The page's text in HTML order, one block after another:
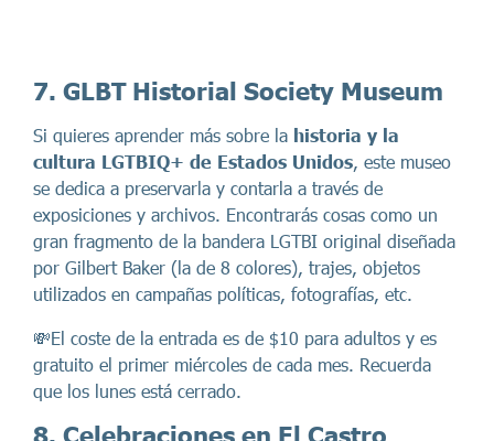
7. GLBT Historial Society Museum
Si quieres aprender más sobre la historia y la
cultura LGTBIQ+ de Estados Unidos, este museo
se dedica a preservarla y contarla a través de
exposiciones y archivos. Encontrarás cosas como un
gran fragmento de la bandera LGTBI original diseñada
por Gilbert Baker (la de 8 colores), trajes, objetos
utilizados en campañas políticas, fotografías, etc.
💸El coste de la entrada es de $10 para adultos y es
gratuito el primer miércoles de cada mes. Recuerda
que los lunes está cerrado.
8. Celebraciones en El Castro